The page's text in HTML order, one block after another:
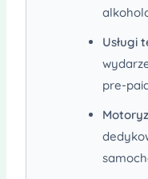
Usługi
pre-